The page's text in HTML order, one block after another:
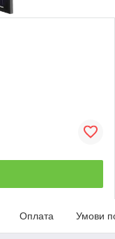
Оплата Умови